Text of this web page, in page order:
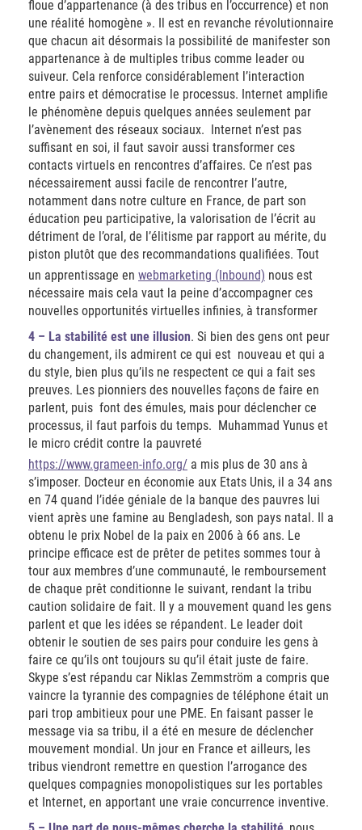
floue d’appartenance (à des tribus en l’occurrence) et non
une réalité homogène ». Il est en revanche révolutionnaire
que chacun ait désormais la possibilité de manifester son
appartenance à de multiples tribus comme leader ou
suiveur. Cela renforce considérablement l’interaction
entre pairs et démocratise le processus. Internet amplifie
le phénomène depuis quelques années seulement par
l’avènement des réseaux sociaux. Internet n’est pas
suffisant en soi, il faut savoir aussi transformer ces
contacts virtuels en rencontres d’affaires. Ce n’est pas
nécessairement aussi facile de rencontrer l’autre,
notamment dans notre culture en France, de part son
éducation peu participative, la valorisation de l’écrit au
détriment de l’oral, de l’élitisme par rapport au mérite, du
piston plutôt que des recommandations qualifiées. Tout
un apprentissage en webmarketing (Inbound) nous est
nécessaire mais cela vaut la peine d’accompagner ces
nouvelles opportunités virtuelles infinies, à transformer
4 – La stabilité est une illusion. Si bien des gens ont peur
du changement, ils admirent ce qui est nouveau et qui a
du style, bien plus qu’ils ne respectent ce qui a fait ses
preuves. Les pionniers des nouvelles façons de faire en
parlent, puis font des émules, mais pour déclencher ce
processus, il faut parfois du temps. Muhammad Yunus et
le micro crédit contre la pauvreté
https://www.grameen-info.org/ a mis plus de 30 ans à
s’imposer. Docteur en économie aux Etats Unis, il a 34 ans
en 74 quand l’idée géniale de la banque des pauvres lui
vient après une famine au Bengladesh, son pays natal. Il a
obtenu le prix Nobel de la paix en 2006 à 66 ans. Le
principe efficace est de prêter de petites sommes tour à
tour aux membres d’une communauté, le remboursement
de chaque prêt conditionne le suivant, rendant la tribu
caution solidaire de fait. Il y a mouvement quand les gens
parlent et que les idées se répandent. Le leader doit
obtenir le soutien de ses pairs pour conduire les gens à
faire ce qu’ils ont toujours su qu’il était juste de faire.
Skype s’est répandu car Niklas Zemmström a compris que
vaincre la tyrannie des compagnies de téléphone était un
pari trop ambitieux pour une PME. En faisant passer le
message via sa tribu, il a été en mesure de déclencher
mouvement mondial. Un jour en France et ailleurs, les
tribus viendront remettre en question l’arrogance des
quelques compagnies monopolistiques sur les portables
et Internet, en apportant une vraie concurrence inventive.